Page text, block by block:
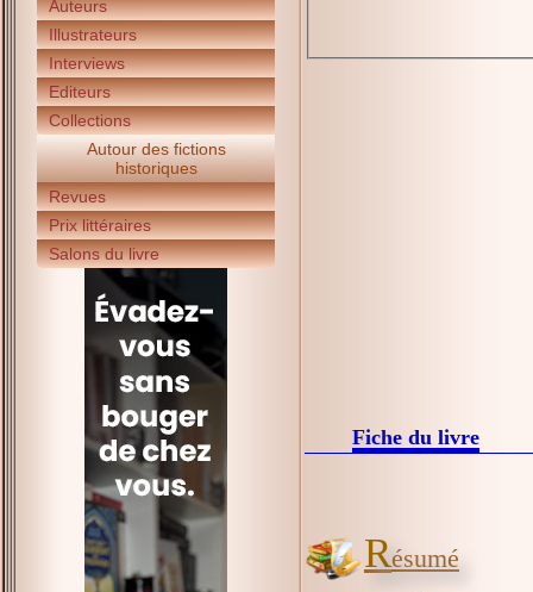
Auteurs
Illustrateurs
Interviews
Editeurs
Collections
Autour des fictions
historiques
Revues
Prix littéraires
Salons du livre
Fiche du livre
Résumé